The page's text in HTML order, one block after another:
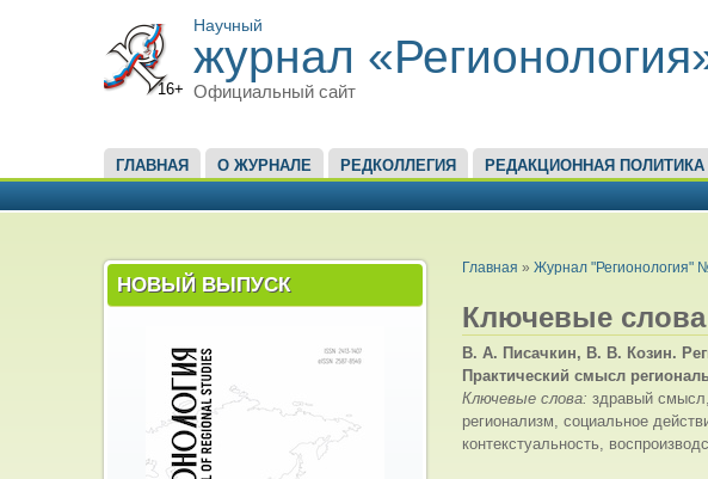
16+
Научный
журнал
Официальный сайт
ГЛАВНОЕ МЕНЮ
ГЛАВНАЯ О ЖУРНАЛЕ РЕДКОЛЛЕГИЯ РЕДАКЦИОННАЯ ПОЛИТИКА
НОВЫЙ ВЫПУСК
ВЫ ЗДЕСЬ
Главная » Журнал "Регионология"
Ключевые слова
В. А. Писачкин, В. В. Козин.
Практический смысл
Ключевые слова: здравый
регионализм, социальное
контекстуальность,